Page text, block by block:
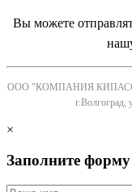
Вы можете
ООО "КОМПАНИЯ
г.Волгоград,
×
Заполните форму